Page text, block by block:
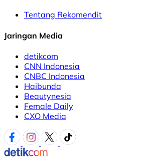
Tentang Rekomendit
Jaringan Media
detikcom
CNN Indonesia
CNBC Indonesia
Haibunda
Beautynesia
Female Daily
CXO Media